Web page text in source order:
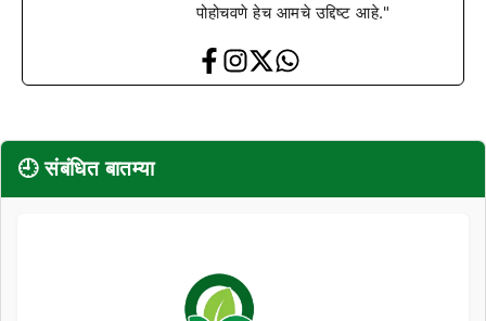
पोहोचवणे हेच आमचे उद्दिष्ट आहे."
🕘 संबंधित बातम्या